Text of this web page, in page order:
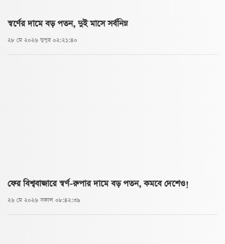
স্বর্ণের দামে বড় পতন, দুই মাসে সর্বনিম্ন
২৮ মে ২০২৬ দুপুর ০২:২১:৪০
ফের বিশ্ববাজারে স্বর্ণ-রুপার দামে বড় পতন, কমবে দেশেও!
২৬ মে ২০২৬ সকাল ০৮:৪২:৩৯